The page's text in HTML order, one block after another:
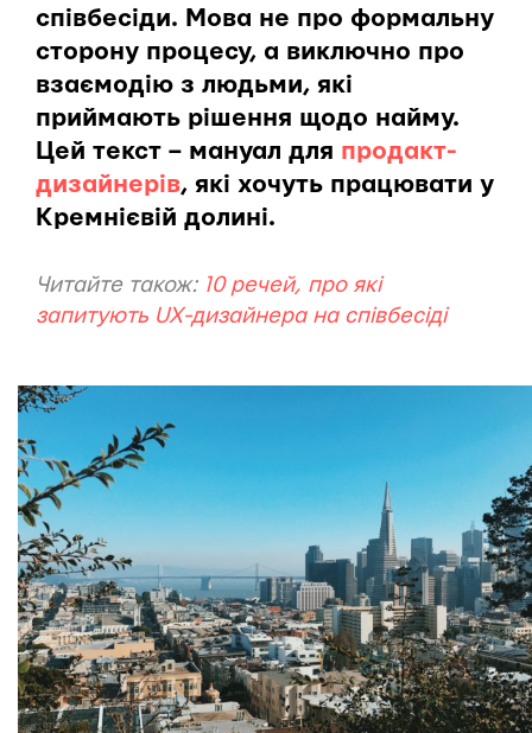
співбесіди. Мова не про формальну
сторону процесу, а виключно про
взаємодію з людьми, які
приймають рішення щодо найму.
Цей текст – мануал для продакт-
дизайнерів, які хочуть працювати у
Кремнієвій долині.
Читайте також: 10 речей, про які
запитують UX-дизайнера на співбесіді